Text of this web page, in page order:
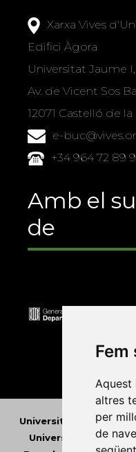
Fem
Aquest
altres
per
de
Xarxa Vives
Edifici Àgora
Universitat Jaume
Av. de Vicent Sos
12071 Castelló de la
e-
+34 964 72 89
Amb el
de
Universitat Abat Oliba
Universitat